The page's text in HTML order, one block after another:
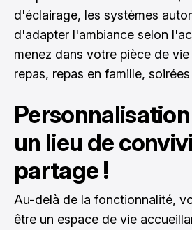
d'éclairage, les systèmes
d'adapter l'ambiance selon
menez dans votre pièce de
repas, repas en famille,
un lieu de
partage !
Au-delà de la fonctionnalité,
être un espace de vie